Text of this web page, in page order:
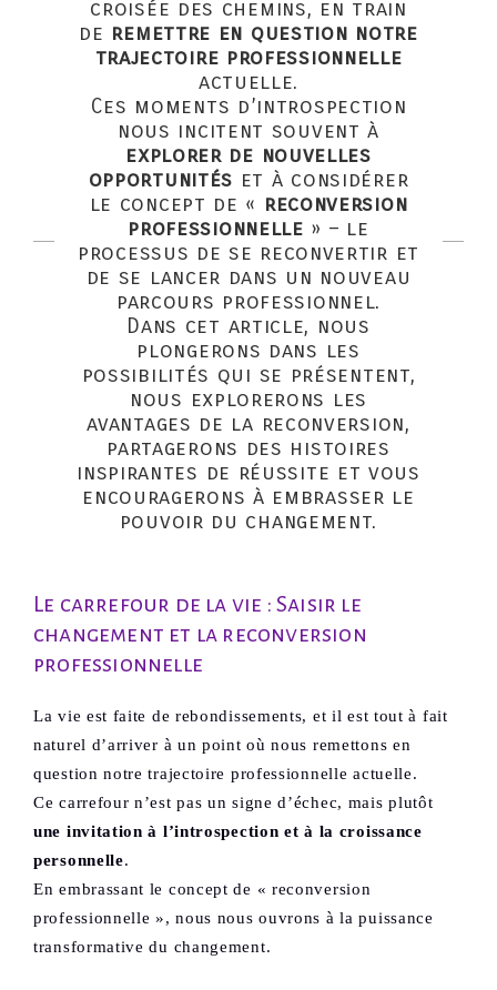
croisée des chemins, en train
de remettre en question notre
trajectoire professionnelle
actuelle.
Ces moments d’introspection
nous incitent souvent à
explorer de nouvelles
opportunités et à considérer
le concept de « reconversion
professionnelle » – le
processus de se reconvertir et
de se lancer dans un nouveau
parcours professionnel.
Dans cet article, nous
plongerons dans les
possibilités qui se présentent,
nous explorerons les
avantages de la reconversion,
partagerons des histoires
inspirantes de réussite et vous
encouragerons à embrasser le
pouvoir du changement.
Le carrefour de la vie : Saisir le
changement et la reconversion
professionnelle
La vie est faite de rebondissements, et il est tout à fait
naturel d’arriver à un point où nous remettons en
question notre trajectoire professionnelle actuelle.
Ce carrefour n’est pas un signe d’échec, mais plutôt
une invitation à l’introspection et à la croissance
personnelle.
En embrassant le concept de « reconversion
professionnelle », nous nous ouvrons à la puissance
transformative du changement.